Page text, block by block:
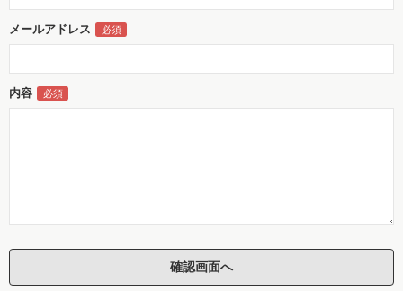
メールアドレス
内容